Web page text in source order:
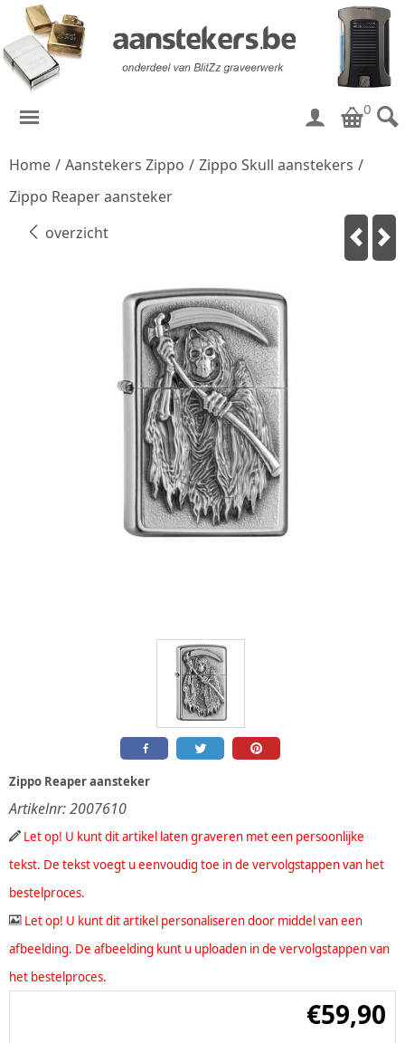
0
Home / Aanstekers Zippo / Zippo Skull aanstekers /
Zippo Reaper aansteker
overzicht
Zippo Reaper aansteker
Artikelnr:2007610
Let op! U kunt dit artikel laten graveren met een persoonlijke
tekst. De tekst voegt u eenvoudig toe in de vervolgstappen van het
bestelproces.
Let op! U kunt dit artikel personaliseren door middel van een
afbeelding. De afbeelding kunt u uploaden in de vervolgstappen van
het bestelproces.
€59,90